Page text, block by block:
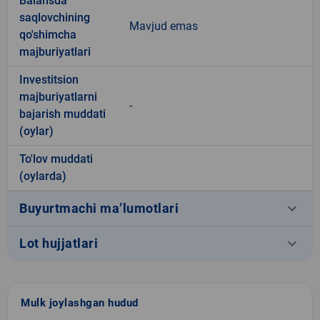
saqlovchining
qo'shimcha
majburiyatlari
Mavjud emas
Investitsion
majburiyatlarni
bajarish muddati
(oylar)
-
To'lov muddati
(oylarda)
Buyurtmachi ma’lumotlari keyboard_arrow_down
Lot hujjatlari keyboard_arrow_down
Mulk joylashgan hudud